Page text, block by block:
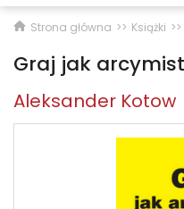
Strona główna Książki
Graj jak
Aleksander Kotow